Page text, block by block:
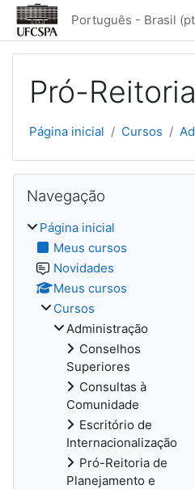
Ir para o conteúdo principal
Português - Brasil
Pró-
Página inicial Cursos
Blocos
Navegação
Página inicial
Meus cursos
Novidades
Meus cursos
Cursos
Administração
Conselhos
Superiores
Consultas à
Comunidade
Escritório de
Internacionalização
Pró-Reitoria de
Planejamento e